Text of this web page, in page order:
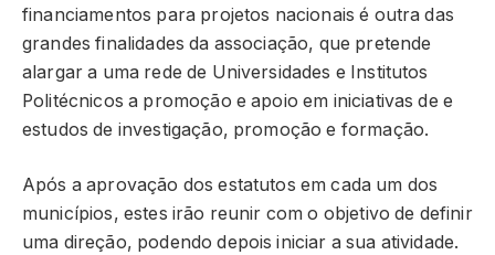
financiamentos para projetos nacionais é outra das
grandes finalidades da associação, que pretende
alargar a uma rede de Universidades e Institutos
Politécnicos a promoção e apoio em iniciativas de e
estudos de investigação, promoção e formação.
Após a aprovação dos estatutos em cada um dos
municípios, estes irão reunir com o objetivo de definir
uma direção, podendo depois iniciar a sua atividade.